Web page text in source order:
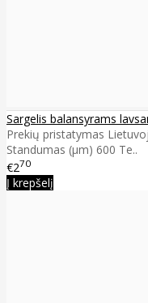
Sargelis balansyrams
Prekių pristatymas
Standumas (µm) 600 Te..
€270
Į krepšelį